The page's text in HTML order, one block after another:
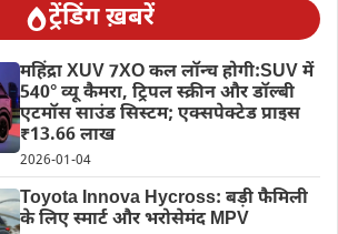
ट्रेंडिंग ख़बरें
महिंद्रा XUV 7XO कल लॉन्च होगी:SUV में
540° व्यू कैमरा, ट्रिपल स्क्रीन और डॉल्बी
एटमॉस साउंड सिस्टम; एक्सपेक्टेड प्राइस
₹13.66 लाख
2026-01-04
Toyota Innova Hycross: बड़ी फैमिली
के लिए स्मार्ट और भरोसेमंद MPV